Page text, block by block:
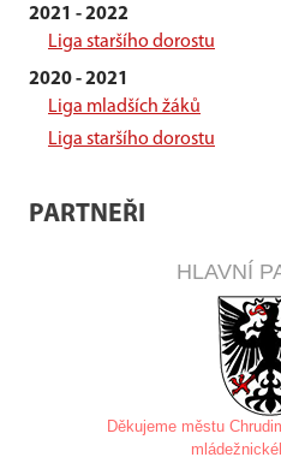
2021 - 2022
Liga staršího dorostu
2020 - 2021
Liga mladších žáků
Liga staršího dorostu
PARTNEŘI
HLAVNÍ
Děkujeme městu